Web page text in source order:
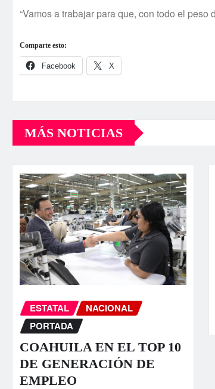
“Vamos a trabajar para que, con todo el
Comparte esto:
Facebook X
MÁS NOTICIAS
ESTATAL
NACIONAL
PORTADA
COAHUILA EN EL TOP 10
DE GENERACIÓN DE
EMPLEO